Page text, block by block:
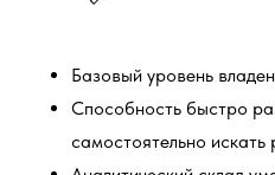
Базовый уровень
Способность быстро
самостоятельно искать